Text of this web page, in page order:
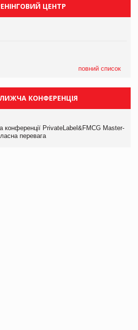
ЦЕНТР
повний список
КОНФЕРЕНЦІЯ
конференції PrivateLabel&FMCG Master-
перевага